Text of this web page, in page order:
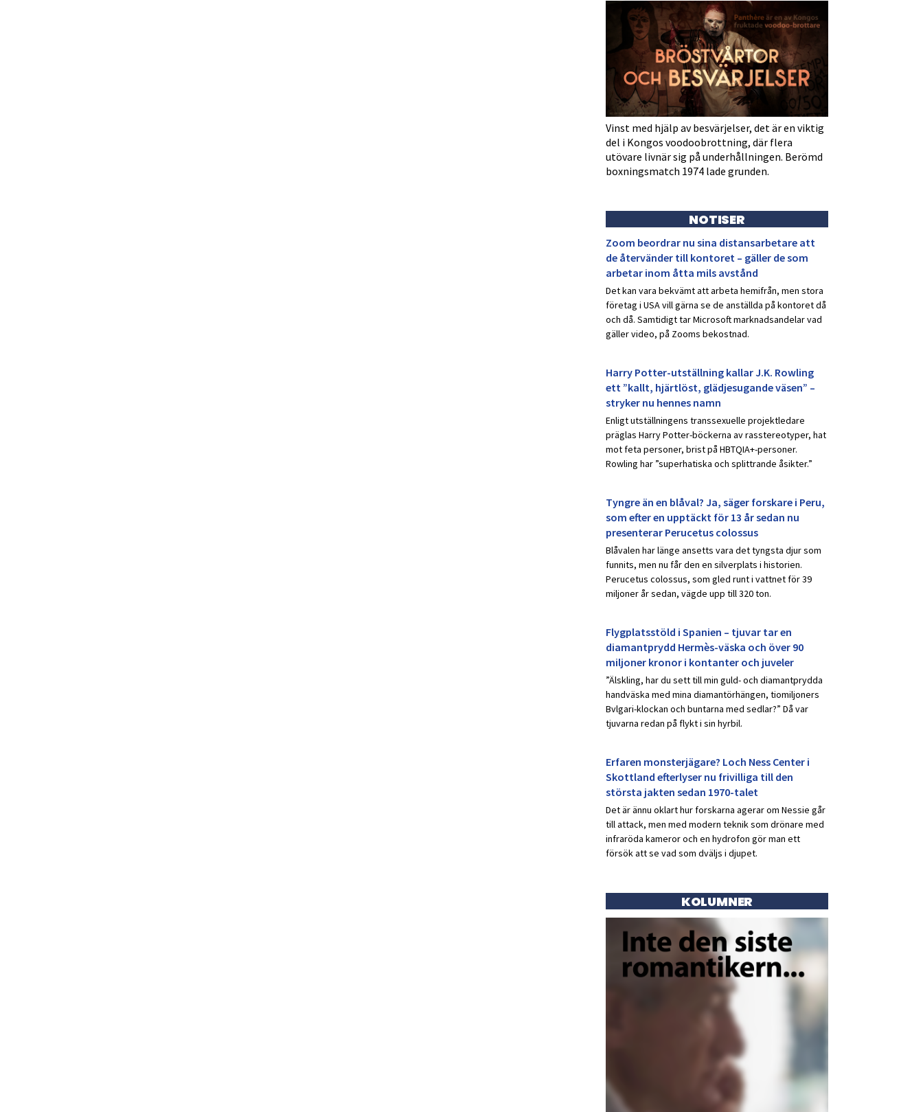
Vinst med hjälp av besvärjelser, det är en viktig
del i Kongos voodoobrottning, där flera
utövare livnär sig på underhållningen. Berömd
boxningsmatch 1974 lade grunden.
NOTISER
Zoom beordrar nu sina distansarbetare att
de återvänder till kontoret – gäller de som
arbetar inom åtta mils avstånd
Det kan vara bekvämt att arbeta hemifrån, men stora
företag i USA vill gärna se de anställda på kontoret då
och då. Samtidigt tar Microsoft marknadsandelar vad
gäller video, på Zooms bekostnad.
Harry Potter-utställning kallar J.K. Rowling
ett ”kallt, hjärtlöst, glädjesugande väsen” –
stryker nu hennes namn
Enligt utställningens transsexuelle projektledare
präglas Harry Potter-böckerna av rasstereotyper, hat
mot feta personer, brist på HBTQIA+-personer.
Rowling har ”superhatiska och splittrande åsikter.”
Tyngre än en blåval? Ja, säger forskare i Peru,
som efter en upptäckt för 13 år sedan nu
presenterar Perucetus colossus
Blåvalen har länge ansetts vara det tyngsta djur som
funnits, men nu får den en silverplats i historien.
Perucetus colossus, som gled runt i vattnet för 39
miljoner år sedan, vägde upp till 320 ton.
Flygplatsstöld i Spanien – tjuvar tar en
diamantprydd Hermès-väska och över 90
miljoner kronor i kontanter och juveler
”Älskling, har du sett till min guld- och diamantprydda
handväska med mina diamantörhängen, tiomiljoners
Bvlgari-klockan och buntarna med sedlar?” Då var
tjuvarna redan på flykt i sin hyrbil.
Erfaren monsterjägare? Loch Ness Center i
Skottland efterlyser nu frivilliga till den
största jakten sedan 1970-talet
Det är ännu oklart hur forskarna agerar om Nessie går
till attack, men med modern teknik som drönare med
infraröda kameror och en hydrofon gör man ett
försök att se vad som dväljs i djupet.
KOLUMNER